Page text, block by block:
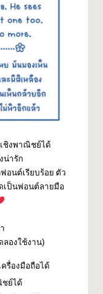
ชิงพาณิชย์ได้
น่ารัก
อนต์เรียบร้อย ตัว
เป็นฟอนต์ลายมือ
ลองใช้งาน)
รื่องมือถือได้
ชย์ได้